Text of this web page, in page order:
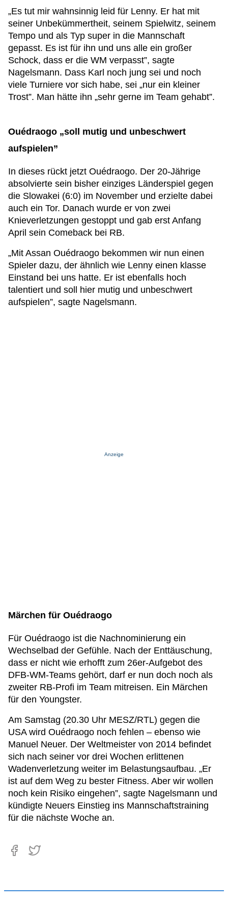
„Es tut mir wahnsinnig leid für Lenny. Er hat mit
seiner Unbekümmertheit, seinem Spielwitz, seinem
Tempo und als Typ super in die Mannschaft
gepasst. Es ist für ihn und uns alle ein großer
Schock, dass er die WM verpasst”, sagte
Nagelsmann. Dass Karl noch jung sei und noch
viele Turniere vor sich habe, sei „nur ein kleiner
Trost”. Man hätte ihn „sehr gerne im Team gehabt”.
Ouédraogo „soll mutig und unbeschwert
aufspielen”
In dieses rückt jetzt Ouédraogo. Der 20-Jährige
absolvierte sein bisher einziges Länderspiel gegen
die Slowakei (6:0) im November und erzielte dabei
auch ein Tor. Danach wurde er von zwei
Knieverletzungen gestoppt und gab erst Anfang
April sein Comeback bei RB.
„Mit Assan Ouédraogo bekommen wir nun einen
Spieler dazu, der ähnlich wie Lenny einen klasse
Einstand bei uns hatte. Er ist ebenfalls hoch
talentiert und soll hier mutig und unbeschwert
aufspielen”, sagte Nagelsmann.
Anzeige
Märchen für Ouédraogo
Für Ouédraogo ist die Nachnominierung ein
Wechselbad der Gefühle. Nach der Enttäuschung,
dass er nicht wie erhofft zum 26er-Aufgebot des
DFB-WM-Teams gehört, darf er nun doch noch als
zweiter RB-Profi im Team mitreisen. Ein Märchen
für den Youngster.
Am Samstag (20.30 Uhr MESZ/RTL) gegen die
USA wird Ouédraogo noch fehlen – ebenso wie
Manuel Neuer. Der Weltmeister von 2014 befindet
sich nach seiner vor drei Wochen erlittenen
Wadenverletzung weiter im Belastungsaufbau. „Er
ist auf dem Weg zu bester Fitness. Aber wir wollen
noch kein Risiko eingehen”, sagte Nagelsmann und
kündigte Neuers Einstieg ins Mannschaftstraining
für die nächste Woche an.